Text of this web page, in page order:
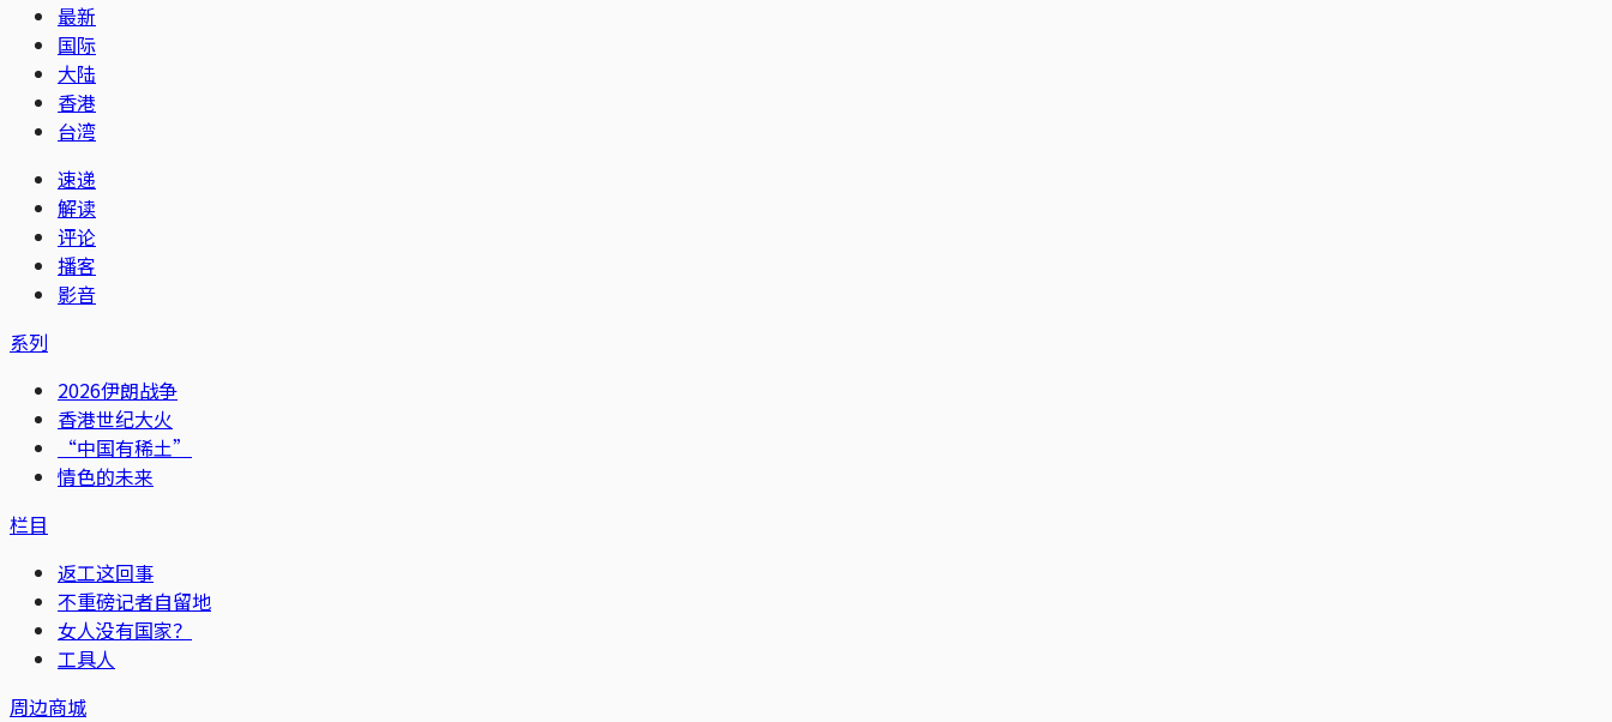
最新
国际
大陆
香港
台湾
速递
解读
评论
播客
影音
系列
2026伊朗战争
香港世纪大火
“中国有稀土”
情色的未来
栏目
返工这回事
不重磅记者自留地
女人没有国家？
工具人
周边商城